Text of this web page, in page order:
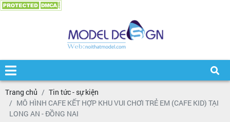
Trang chủ
Tin tức - sự kiện
MÔ HÌNH CAFE KẾT HỢP KHU VUI CHƠI TRẺ EM (CAFE KID) TẠI
LONG AN - ĐỒNG NAI